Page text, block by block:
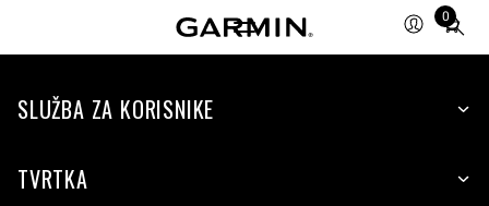
0
Total
items
cart:
SLUŽBA ZA KORISNIKE
TVRTKA